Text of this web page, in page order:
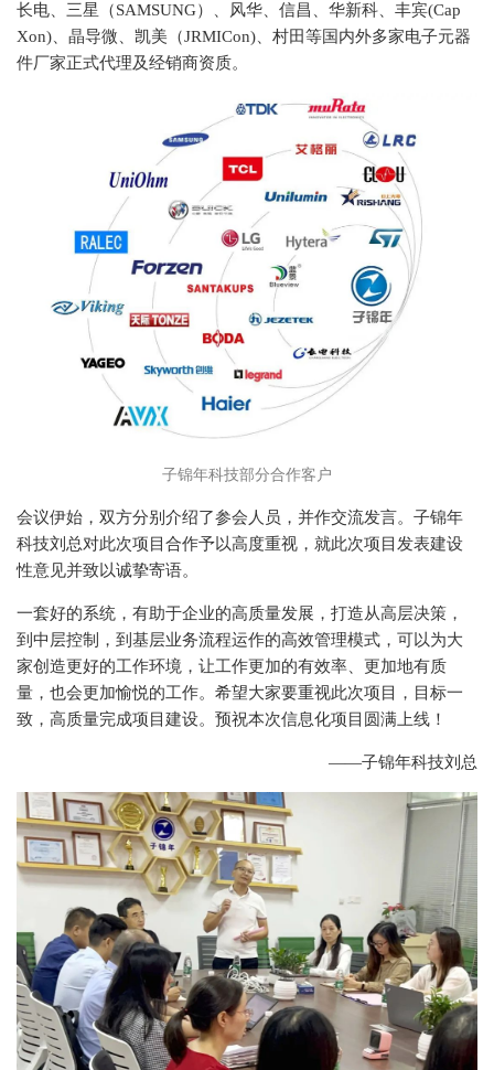
长电、三星（SAMSUNG）、风华、信昌、华新科、丰宾(Cap
Xon)、晶导微、凯美（JRMICon)、村田等国内外多家电子元器
件厂家正式代理及经销商资质。
子锦年科技部分合作客户
会议伊始，双方分别介绍了参会人员，并作交流发言。子锦年
科技刘总对此次项目合作予以高度重视，就此次项目发表建设
性意见并致以诚挚寄语。
一套好的系统，有助于企业的高质量发展，打造从高层决策，
到中层控制，到基层业务流程运作的高效管理模式，可以为大
家创造更好的工作环境，让工作更加的有效率、更加地有质
量，也会更加愉悦的工作。希望大家要重视此次项目，目标一
致，高质量完成项目建设。预祝本次信息化项目圆满上线！
——子锦年科技刘总